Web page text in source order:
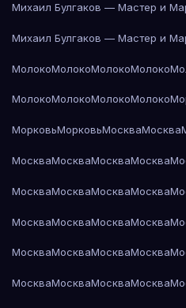
Михаил Булгаков — Мастер и
Михаил Булгаков — Мастер и
МолокоМолокоМолокоМолоко
МолокоМолокоМолокоМолоко
МорковьМорковьМоскваМосква
МоскваМоскваМоскваМосква
МоскваМоскваМоскваМосква
МоскваМоскваМоскваМосква
МоскваМоскваМоскваМосква
МоскваМоскваМоскваМосква